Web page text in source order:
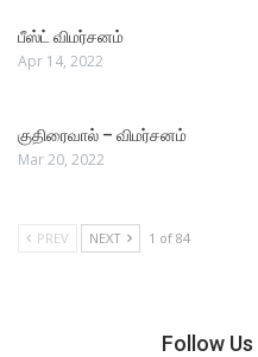
பீஸ்ட் விமர்சனம்
Apr 14, 2022
குதிரைவால் – விமர்சனம்
Mar 20, 2022
PREV NEXT 1 of 84
Follow Us